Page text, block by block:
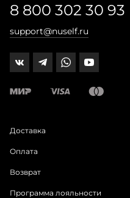
8 800 302 30 93
support@nuself.ru
Доставка
Оплата
Возврат
Программа лояльности